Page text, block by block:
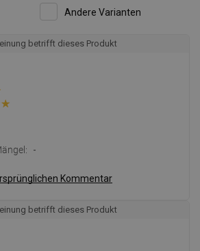
Andere Varianten
betrifft dieses Produkt
-
Kommentar
betrifft dieses Produkt